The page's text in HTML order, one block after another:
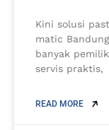
Kini solusi
matic
banyak
servis praktis,
READ MORE